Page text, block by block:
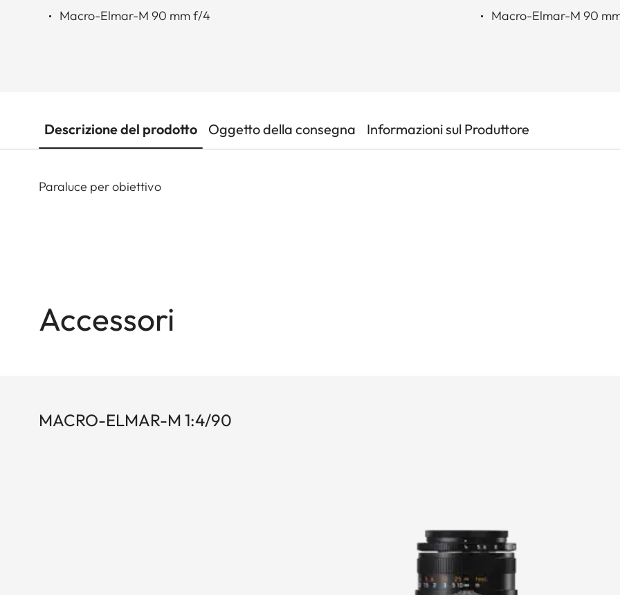
Macro-Elmar-M 90 mm f/4 Macro-Elmar-M 90
Descrizione del prodotto Oggetto della consegna Informazioni sul Produttore
Paraluce per obiettivo
Accessori
MACRO-ELMAR-M 1:4/90